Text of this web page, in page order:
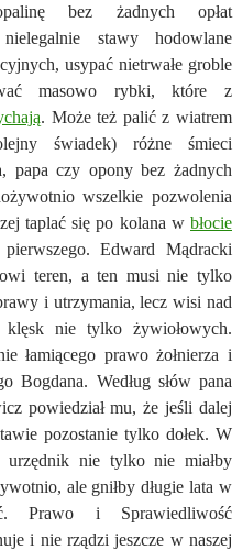
bez żadnych opłat
stawy hodowlane
usypać nietrwałe groble
masowo rybki, które z
. Może też palić z wiatrem
świadek) różne śmieci
papa czy opony bez żadnych
wszelkie pozwolenia
taplać się po kolana w błocie
Edward Mądracki
teren, a ten musi nie tylko
i utrzymania, lecz wisi nad
klęsk nie tylko żywiołowych.
łamiącego prawo żołnierza i
Bogdana. Według słów pana
powiedział mu, że jeśli dalej
pozostanie tylko dołek. W
urzędnik nie tylko nie miałby
ale gniłby długie lata w
Prawo i Sprawiedliwość
i nie rządzi jeszcze w naszej